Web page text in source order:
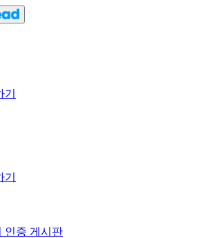
인증 게시판